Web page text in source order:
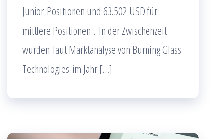
Junior-Positionen und 63.502 USD für
mittlere Positionen . In der Zwischenzeit
wurden laut Marktanalyse von Burning Glass
Technologies im Jahr […]